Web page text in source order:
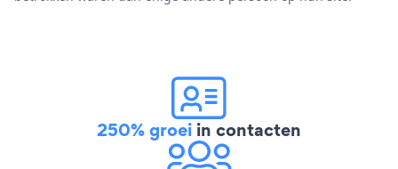
250% groei in contacten